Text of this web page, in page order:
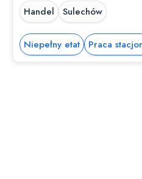
Handel Sulechów
Niepełny etat Praca